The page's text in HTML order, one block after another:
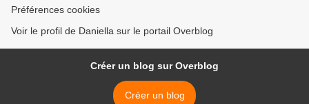
Préférences cookies
Voir le profil de Daniella sur le portail Overblog
Créer un blog sur Overblog
Créer un blog